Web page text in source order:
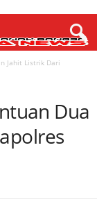
Jahit Listrik Dari
Dua